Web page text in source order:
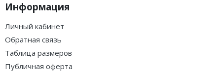
Информация
Личный кабинет
Обратная связь
Таблица размеров
Публичная оферта